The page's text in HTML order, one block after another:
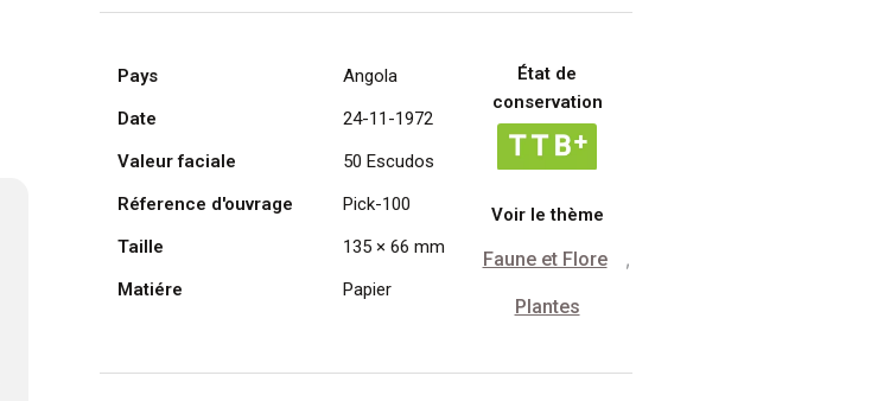
colonie
1972,
Pays
Angola
Date
24-11-1972
Valeur faciale
50 Escudos
Réference d'ouvrage
Pick-100
Taille
135 × 66 mm
Matiére
Papier
État de
conservation
Voir le thème
Faune et Flore ,
Plantes